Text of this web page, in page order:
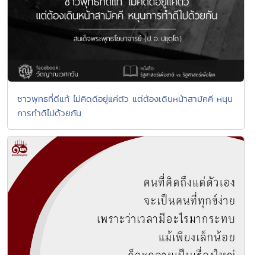
ชาวพุทธที่ดีแท้ ไม่คิดดีอยู่แค่ตัว แต่ต้องเดินหน้าสามัคคี หนุน
การทำดีไปด้วยกัน